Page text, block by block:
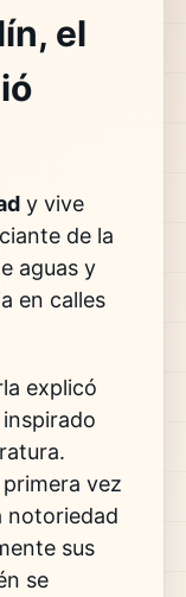
el
y vive
de la
aguas y
en calles
explicó
vez
notoriedad
sus
se